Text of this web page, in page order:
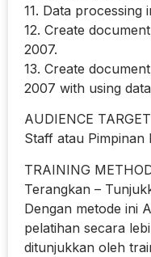
11. Data processing
12. Create
2007.
13. Create
2007 with using
AUDIENCE TARGET
Staff atau Pimpinan
TRAINING
Terangkan –
Dengan metode ini
pelatihan secara
ditunjukkan oleh